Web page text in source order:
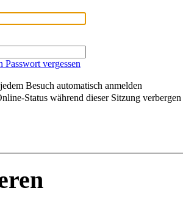
Passwort vergessen
Besuch automatisch anmelden
Status während dieser Sitzung verbergen